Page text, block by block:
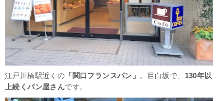
江戸川橋駅近くの 「関口フランスパン」 。目白坂で、 130年以
上続くパン屋さんです。